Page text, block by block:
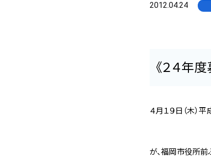
2012.04.24
《２４年
４月１９日（木）
が、福岡市役所